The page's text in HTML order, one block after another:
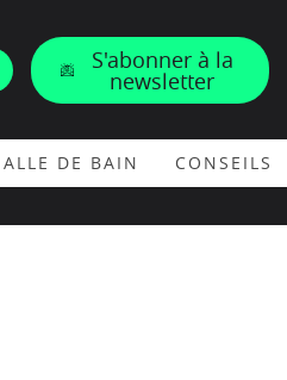
S'abonner à la
newsletter
DE BAIN CONSEILS